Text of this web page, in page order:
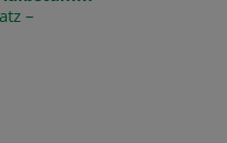
–